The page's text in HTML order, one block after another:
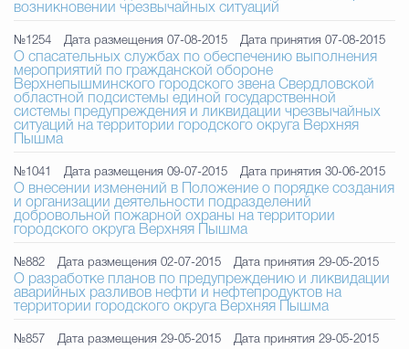
возникновении чрезвычайных ситуаций
№1254 Дата размещения 07-08-2015 Дата принятия 07-08-2015
О спасательных службах по обеспечению выполнения
мероприятий по гражданской обороне
Верхнепышминского городского звена Свердловской
областной подсистемы единой государственной
системы предупреждения и ликвидации чрезвычайных
ситуаций на территории городского округа Верхняя
Пышма
№1041 Дата размещения 09-07-2015 Дата принятия 30-06-2015
О внесении изменений в Положение о порядке создания
и организации деятельности подразделений
добровольной пожарной охраны на территории
городского округа Верхняя Пышма
№882 Дата размещения 02-07-2015 Дата принятия 29-05-2015
О разработке планов по предупреждению и ликвидации
аварийных разливов нефти и нефтепродуктов на
территории городского округа Верхняя Пышма
№857 Дата размещения 29-05-2015 Дата принятия 29-05-2015